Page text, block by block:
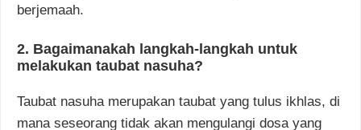
berjemaah.
2. Bagaimanakah langkah-langkah untuk
melakukan taubat nasuha?
Taubat nasuha merupakan taubat yang tulus ikhlas, di
mana seseorang tidak akan mengulangi dosa yang